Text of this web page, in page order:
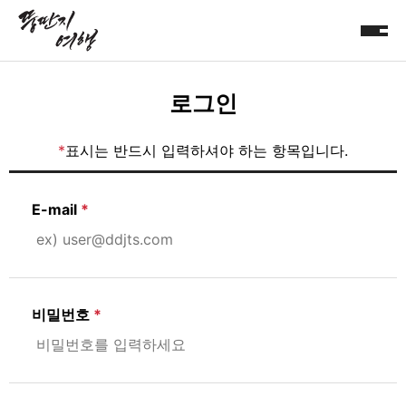
로그인
*표시는 반드시 입력하셔야 하는 항목입니다.
E-mail
비밀번호